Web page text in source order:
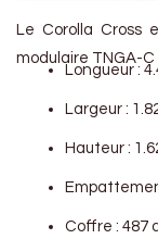
Le Corolla Cross
modulaire TNGA-
Longueur :
Largeur :
Hauteur :
Coffre : 487